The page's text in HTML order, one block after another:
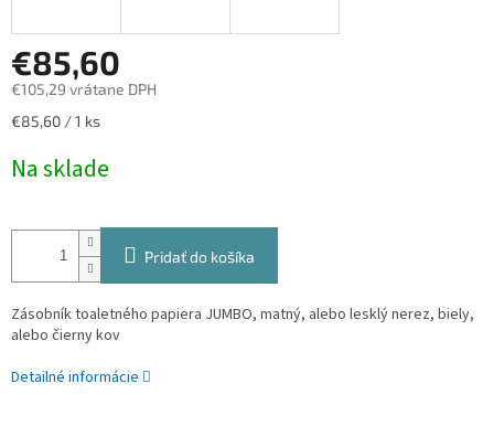
€85,60
€105,29 vrátane DPH
Jednotková
€85,60 / 1 ks
Na sklade
Pridať do košíka
Zásobník toaletného papiera JUMBO, matný, alebo lesklý nerez, biely,
alebo čierny kov
Detailné informácie